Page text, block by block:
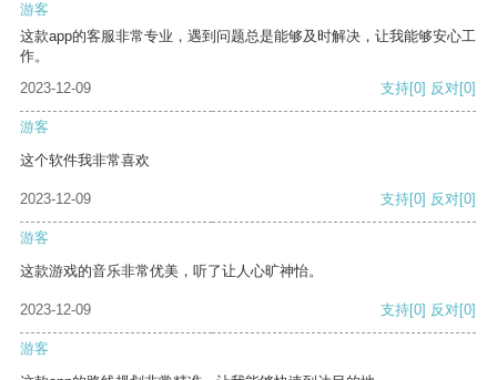
游客
这款app的客服非常专业，遇到问题总是能够及时解决，让我能够安心工
作。
2023-12-09
支持[0] 反对[0]
游客
这个软件我非常喜欢
2023-12-09 支持[0] 反对[0]
游客
这款游戏的音乐非常优美，听了让人心旷神怡。
2023-12-09 支持[0] 反对[0]
游客